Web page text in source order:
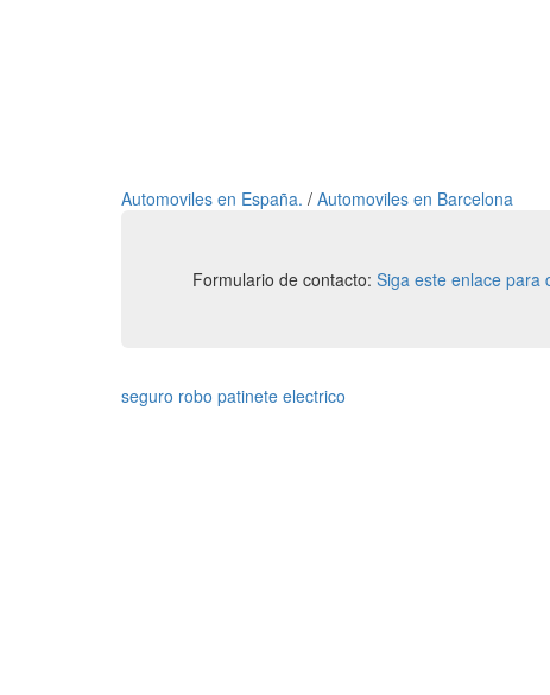
Automoviles en España. / Automoviles en Barcelona
Formulario de contacto: Siga este enlace para
seguro robo patinete electrico